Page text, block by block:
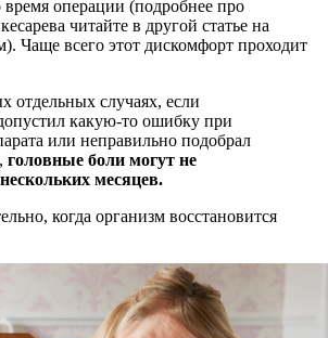
время операции (подробнее про
читайте в другой статье на
Чаще всего этот дискомфорт проходит
отдельных случаях, если
какую-то ошибку при
или неправильно подобрал
головные боли могут не
месяцев.
когда организм восстановится